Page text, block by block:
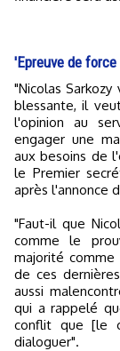
'Epreuve de
"Nicolas Sarkozy veut ouvrir une épreuve de force, inutile et
blessante, il
l'opinion au
engager une
aux besoins de
le Premier
après l'annonce
"Faut-il que
comme le
majorité
de ces
aussi
qui a rappelé
conflit que [le
dialoguer".